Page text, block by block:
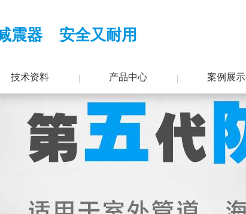
震器 安全又耐用
技术资料 产品中心 案例展示